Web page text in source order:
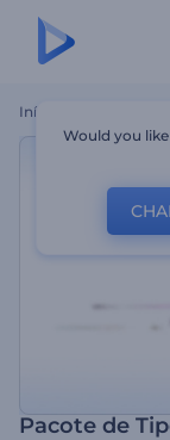
Início
Pacote de
Would you